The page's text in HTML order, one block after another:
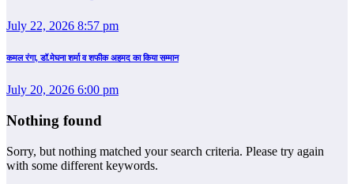
July 22, 2026 8:57 pm
कमल रंगा, डॉ.मेघना शर्मा व शफीक अहमद का किया सम्‍मान
July 20, 2026 6:00 pm
Nothing found
Sorry, but nothing matched your search criteria. Please try again
with some different keywords.